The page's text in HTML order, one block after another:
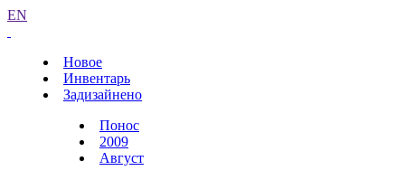
EN
Новое
Инвентарь
Задизайнено
Понос
2009
Август